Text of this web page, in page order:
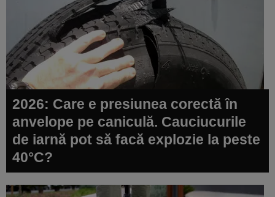
2026: Care e presiunea corectă în
anvelope pe caniculă. Cauciucurile
de iarnă pot să facă explozie la peste
40°C?